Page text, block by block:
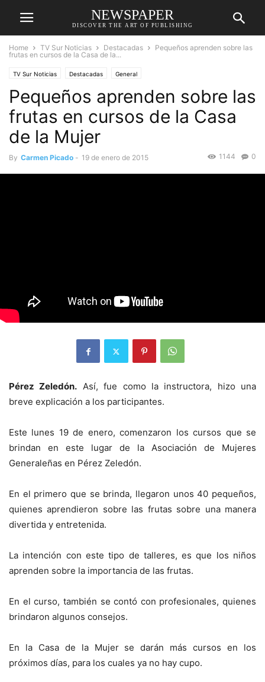
NEWSPAPER
DISCOVER THE ART OF PUBLISHING
Home TV Sur Noticias Destacadas
Pequeños aprenden sobre las
frutas en cursos de la Casa de la...
TV Sur Noticias Destacadas General
Pequeños aprenden sobre las
frutas en cursos de la Casa
de la Mujer
By Carmen Picado - 19 de enero de 2015 0
1144
Pérez Zeledón. Así, fue como la instructora, hizo una
breve explicación a los participantes.
Este lunes 19 de enero, comenzaron los cursos que se
brindan en este lugar de la Asociación de Mujeres
Generaleñas en Pérez Zeledón.
En el primero que se brinda, llegaron unos 40 pequeños,
quienes aprendieron sobre las frutas sobre una manera
divertida y entretenida.
La intención con este tipo de talleres, es que los niños
aprenden sobre la importancia de las frutas.
En el curso, también se contó con profesionales, quienes
brindaron algunos consejos.
En la Casa de la Mujer se darán más cursos en los
próximos días, para los cuales ya no hay cupo.